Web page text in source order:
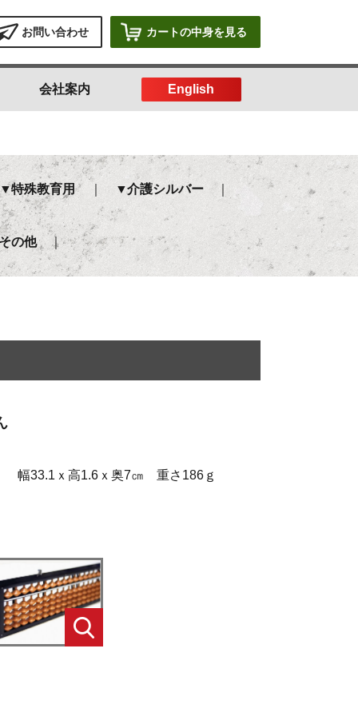
お問い合わせ カートの中身を見る
会社案内 English
特殊教育用 介護シルバー
の他
ｘ高1.6ｘ奥7㎝ 重さ186ｇ